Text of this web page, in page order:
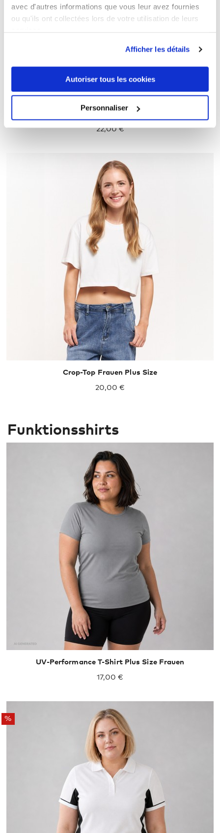
avec d'autres informations que vous leur avez fournies
ou qu'ils ont collectées lors de votre utilisation de leurs
Afficher les détails
Autoriser tous les cookies
Personnaliser
Premium Organic T-Shirt Plus Size Frauen
22,00 €
Crop-Top Frauen Plus Size
20,00 €
Funktionsshirts
UV-Performance T-Shirt Plus Size Frauen
17,00 €
%